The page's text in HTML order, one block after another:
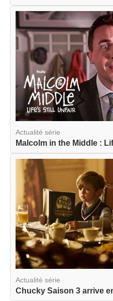
Actualité série
Malcolm in the Middle :
Actualité série
Chucky Saison 3 arrive